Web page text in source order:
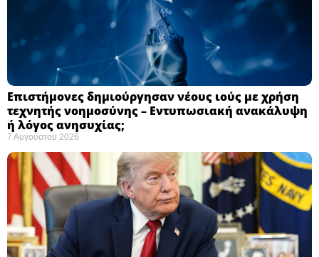
Επιστήμονες δημιούργησαν νέους ιούς με χρήση
τεχνητής νοημοσύνης – Εντυπωσιακή ανακάλυψη
ή λόγος ανησυχίας; ​
7 Αυγούστου 2026